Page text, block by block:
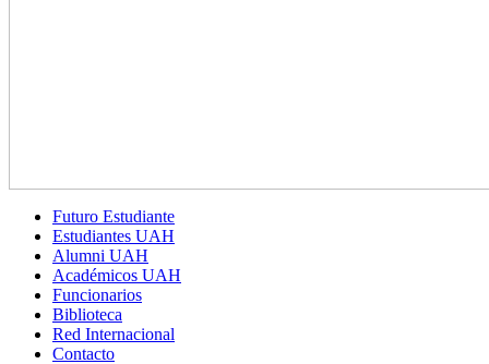
Futuro Estudiante
Estudiantes UAH
Alumni UAH
Académicos UAH
Funcionarios
Biblioteca
Red Internacional
Contacto